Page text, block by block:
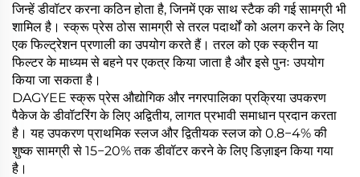
जिन्हें डीवॉटर करना कठिन होता है, जिनमें एक साथ स्टैक की गई सामग्री भी
शामिल है। स्क्रू प्रेस ठोस सामग्री से तरल पदार्थों को अलग करने के लिए
एक फिल्ट्रेशन प्रणाली का उपयोग करते हैं। तरल को एक स्क्रीन या
फिल्टर के माध्यम से बहने पर एकत्र किया जाता है और इसे पुनः उपयोग
किया जा सकता है।
DAGYEE स्क्रू प्रेस औद्योगिक और नगरपालिका प्रक्रिया उपकरण
पैकेज के डीवॉटरिंग के लिए अद्वितीय, लागत प्रभावी समाधान प्रदान करता
है। यह उपकरण प्राथमिक स्लज और द्वितीयक स्लज को 0.8−4% की
शुष्क सामग्री से 15−20% तक डीवॉटर करने के लिए डिज़ाइन किया गया
है।